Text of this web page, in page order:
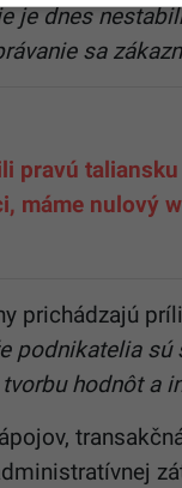
je dnes
sa
pravú
máme nulový
prichádzajú
podnikatelia
hodnôt a